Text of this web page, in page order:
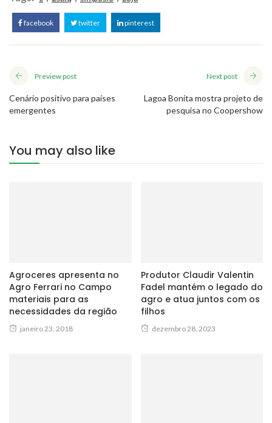
facebook twitter pinterest
Preview post
Cenário positivo para países
emergentes
Next post
Lagoa Bonita mostra projeto de
pesquisa no Coopershow
You may also like
Agroceres apresenta no
Agro Ferrari no Campo
materiais para as
necessidades da região
janeiro 23, 2018
Produtor Claudir Valentin
Fadel mantém o legado do
agro e atua juntos com os
filhos
dezembro 28, 2023